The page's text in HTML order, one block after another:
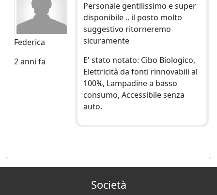
Federica
2 anni fa
Personale gentilissimo e super
disponibile .. il posto molto
suggestivo ritorneremo
sicuramente
E' stato notato: Cibo Biologico,
Elettricità da fonti rinnovabili al
100%, Lampadine a basso
consumo, Accessibile senza
auto.
Società